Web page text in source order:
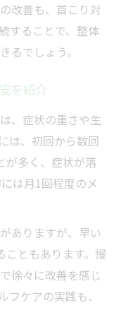
改善も、首こり対
することで、整体
るでしょう。
を紹介
、症状の重さや生
は、初回から数回
が多く、症状が落
は月1回程度のメ
ありますが、早い
こともあります。慢
徐々に改善を感じ
フケアの実践も、